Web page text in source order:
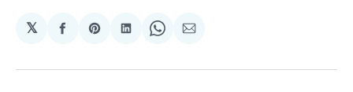
𝕏
Compartir
Facebook
Share
Pinterest
Compartir
LinkedIn
Share
WhatsApp
Compartir
Email